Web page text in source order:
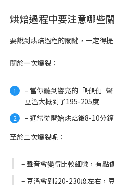
烘焙過程中要注意哪些
要說到烘焙過程的關鍵，一定得
關於一次爆裂：
– 當你聽到響亮的「啪啪」
豆溫大概到了195-205度
– 通常從開始烘焙後8-10分
至於二次爆裂呢：
– 聲音會變得比較細微，有點
– 豆溫會到220-230度左右，